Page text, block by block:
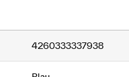
4260333337938